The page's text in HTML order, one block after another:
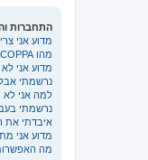
התחברות
מדוע אני
מהו COPPA?
מדוע אני
נרשמתי
למה אני
נרשמתי
איבדתי את
מדוע אני
מה